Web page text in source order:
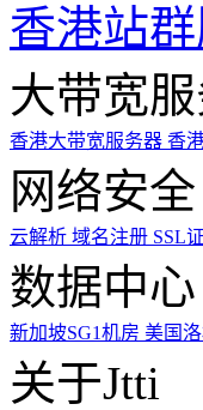
香港站
大带宽
香港大带宽服务器 香
网络安全
云解析 域名注册 SSL
数据中心
新加坡SG1机房 美国
关于Jtti